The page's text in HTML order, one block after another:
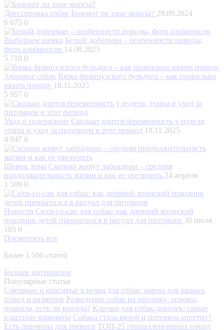
Дрессировка собак Бывают ли злые мопсы? 29.09.2024
6 675 0
Выбираем щенка Белый доберман – особенности породы,
фото альбиносов 14.08.2025
5 718 0
Здоровье собак Вязка французского бульдога – как правильно
вязать породу 18.11.2025
5 957 0
Уход и содержание Сколько длится беременность у пуделя,
этапы и уход за питомцем в этот период 18.11.2025
4 947 0
Щенок дома Сколько живут лабрадоры – средняя
продолжительность жизни и как ее увеличить 24 апреля
1 509 0
Новости Сити-го-сан для собак: как древний японский
праздник детей превратился в ритуал для питомцев 30 июля
185 0
Посмотреть все
Более 1 500 статей
Больше материалов
Популярные статьи
Смешные и красивые клички для собак: имена для разных
пород и размеров Разведение собак на продажу: основы,
правила, есть ли выгода? Клички для собак-девочек: самые
классные варианты Собака стала вялой и потеряла аппетит?
Есть причины для тревоги ТОП-25 гипоаллергенных пород